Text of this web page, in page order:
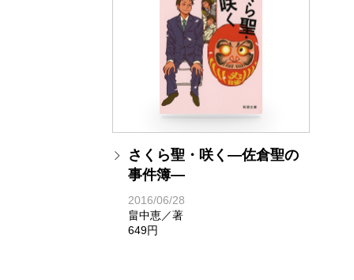
さくら聖・咲く―佐倉聖の
事件簿―
2016/06/28
畠中恵／著
649円